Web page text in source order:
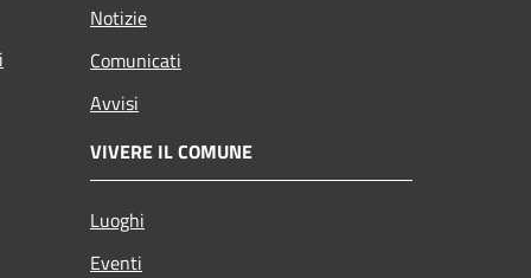
Notizie
Comunicati
Avvisi
VIVERE IL COMUNE
Luoghi
Eventi